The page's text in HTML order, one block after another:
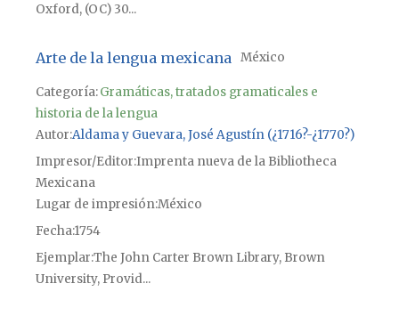
Oxford, (OC) 30...
Arte de la lengua mexicana México
Categoría:Gramáticas, tratados gramaticales e
historia de la lengua
Autor Aldama y Guevara, José Agustín (¿1716?-¿1770?)
Impresor/Editor Imprenta nueva de la Bibliotheca
Mexicana
Lugar de impresiónMéxico
Fecha1754
Ejemplar The John Carter Brown Library, Brown
University, Provid...